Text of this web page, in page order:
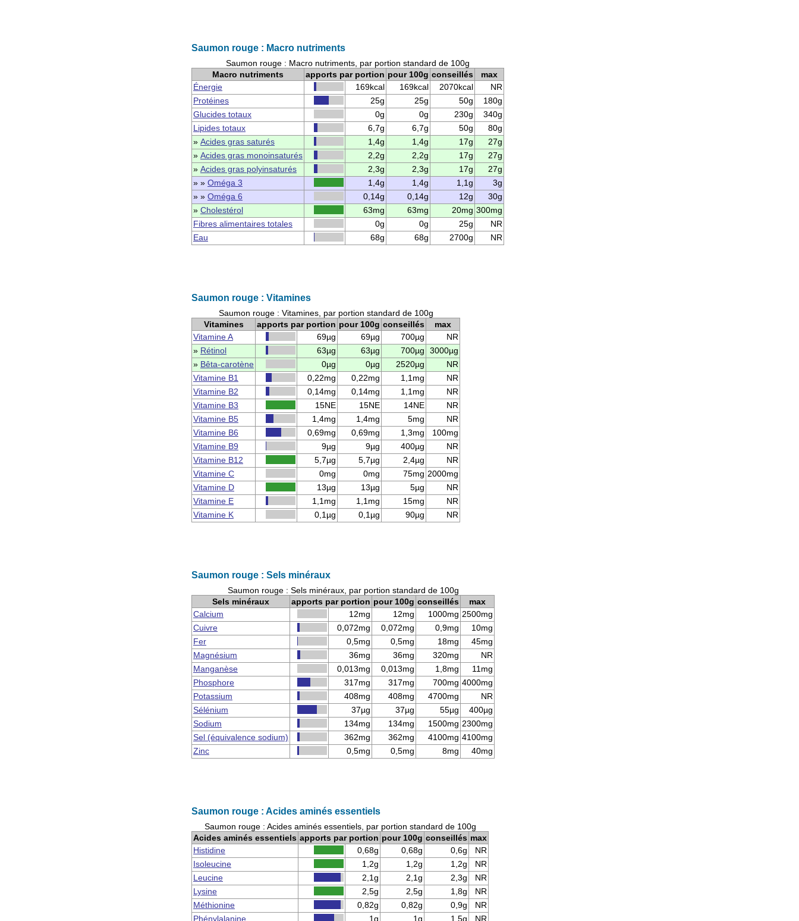
Saumon rouge : Macro nutriments
Saumon rouge : Macro nutriments, par portion standard de 100g
Macro nutriments
apports par portion pour 100g conseillés
max
Énergie
169kcal 169kcal 2070kcal
NR
Protéines
25g 25g 50g
180g
Glucides totaux
0g 0g 230g
340g
Lipides totaux
6,7g 6,7g 50g
80g
» Acides gras saturés 1,4g 1,4g 17g
27g
» Acides gras monoinsaturés 2,2g 2,2g 17g
27g
» Acides gras polyinsaturés 2,3g 2,3g 17g
27g
» » Oméga 3 1,4g 1,4g 1,1g
3g
» » Oméga 6 0,14g 0,14g 12g
30g
» Cholestérol 63mg 63mg 20mg 300mg
Fibres alimentaires totales
0g 0g 25g
NR
Eau
68g 68g 2700g NR
Saumon rouge : Vitamines
Saumon rouge : Vitamines, par portion standard de 100g
Vitamines
apports par portion pour 100g conseillés
max
Vitamine A
69µg 69µg 700µg
NR
» Rétinol 63µg 63µg 700µg
3000µg
» Bêta-carotène 0µg 0µg 2520µg
NR
Vitamine B1
0,22mg 0,22mg 1,1mg
NR
Vitamine B2
0,14mg 0,14mg 1,1mg
NR
Vitamine B3
15NE 15NE 14NE
NR
Vitamine B5
1,4mg 1,4mg 5mg
NR
Vitamine B6
0,69mg 0,69mg 1,3mg
100mg
Vitamine B9
9µg 9µg 400µg
NR
Vitamine B12
5,7µg 5,7µg 2,4µg
NR
Vitamine C
0mg 0mg 75mg 2000mg
Vitamine D
13µg 13µg 5µg
NR
Vitamine E
1,1mg 1,1mg 15mg
NR
Vitamine K
0,1µg 0,1µg 90µg NR
Saumon rouge : Sels minéraux
Saumon rouge : Sels minéraux, par portion standard de 100g
Sels minéraux
apports par portion pour 100g conseillés
max
Calcium
12mg 12mg 1000mg 2500mg
Cuivre
0,072mg 0,072mg 0,9mg
10mg
Fer
0,5mg 0,5mg 18mg
45mg
Magnésium
36mg 36mg 320mg
NR
Manganèse
0,013mg 0,013mg 1,8mg
11mg
Phosphore
317mg 317mg 700mg 4000mg
Potassium
408mg 408mg 4700mg
NR
Sélénium
37µg 37µg 55µg
400µg
Sodium
134mg 134mg 1500mg 2300mg
Sel (équivalence sodium)
362mg 362mg 4100mg 4100mg
Zinc
0,5mg 0,5mg 8mg 40mg
Saumon rouge : Acides aminés essentiels
Saumon rouge : Acides aminés essentiels, par portion standard de 100g
Acides aminés essentiels apports par portion pour 100g conseillés max
Histidine
0,68g 0,68g 0,6g
NR
Isoleucine
1,2g 1,2g 1,2g
NR
Leucine
2,1g 2,1g 2,3g
NR
Lysine
2,5g 2,5g 1,8g
NR
Méthionine
0,82g 0,82g 0,9g
NR
Phénylalanine
1g 1g 1,5g NR